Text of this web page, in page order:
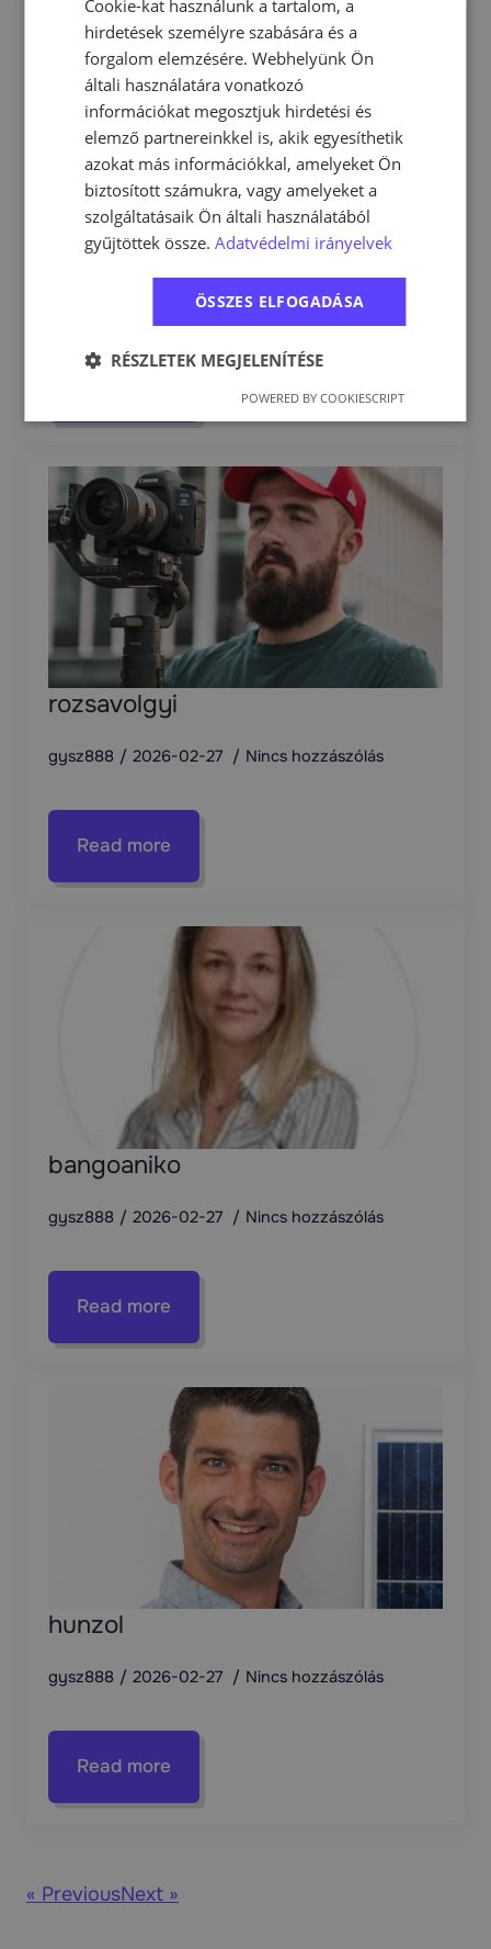
kaycee
2026-02-27 Nincs hozzászólás
rozsavolgyi
gysz888 2026-02-27 Nincs hozzászólás
Read more
bangoaniko
gysz888 2026-02-27 Nincs hozzászólás
Read more
hunzol
gysz888 2026-02-27 Nincs hozzászólás
Read more
« PreviousNext »
Cookie-kat használunk a tartalom, a
hirdetések személyre szabására és a
forgalom elemzésére. Webhelyünk Ön
általi használatára vonatkozó
információkat megosztjuk hirdetési és
elemző partnereinkkel is, akik egyesíthetik
azokat más információkkal, amelyeket Ön
biztosított számukra, vagy amelyeket a
szolgáltatásaik Ön általi használatából
gyűjtöttek össze.Adatvédelmi irányelvek
ÖSSZES ELFOGADÁSA
RÉSZLETEK MEGJELENÍTÉSE
POWERED BY COOKIESCRIPT